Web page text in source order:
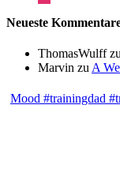
Neueste
ThomasWulffzu
Marvin zu A
Mood #trainingdad